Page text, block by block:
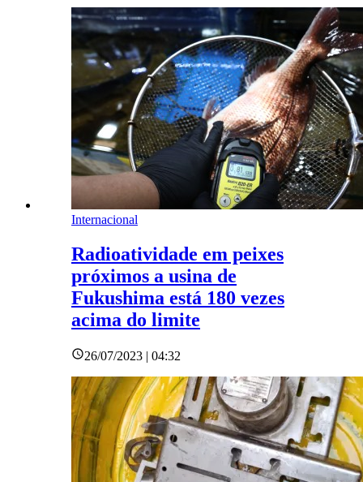
Internacional
Radioatividade em peixes
próximos a usina de
Fukushima está 180 vezes
acima do limite
26/07/2023 | 04:32